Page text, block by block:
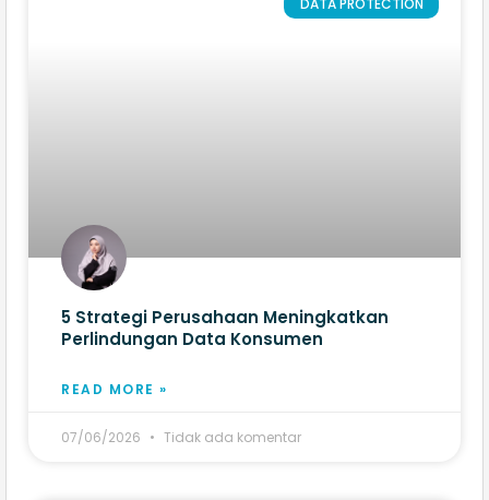
DATA PROTECTION
5 Strategi Perusahaan Meningkatkan
Perlindungan Data Konsumen
READ MORE »
07/06/2026 Tidak ada komentar